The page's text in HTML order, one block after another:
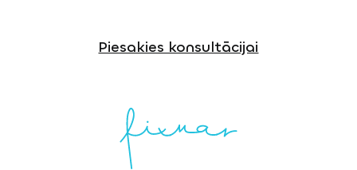
Piesakies konsultācijai